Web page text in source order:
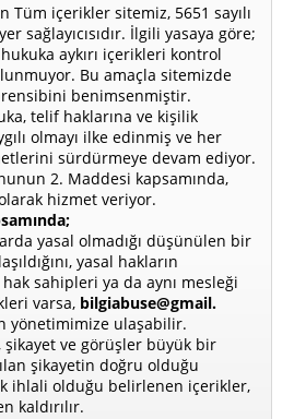
Tüm içerikler sitemiz, 5651 sayılı
sağlayıcısıdır. İlgili yasaya göre;
aykırı içerikleri kontrol
Bu amaçla sitemizde
benimsenmiştir.
telif haklarına ve kişilik
olmayı ilke edinmiş ve her
sürdürmeye devam ediyor.
2. Maddesi kapsamında,
hizmet veriyor.
yasal olmadığı düşünülen bir
yasal hakların
sahipleri ya da aynı mesleği
varsa, bilgiabuse@gmail.
yönetimimize ulaşabilir.
ve görüşler büyük bir
şikayetin doğru olduğu
ihlali olduğu belirlenen içerikler,
kaldırılır.